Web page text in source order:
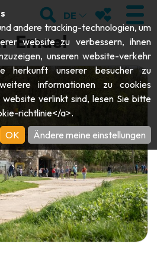
BEWEGEN
AKTIVITÄTEN FÜR
SOMMER
SUCHEN
DE MEINE
Emael
andere tracking-technologien, um
website zu verbessern, ihnen
unseren website-verkehr
herkunft unserer besucher zu
informationen zu cookies
verlinkt sind, lesen Sie bitte
richtlinie</a>.
OK
Ändere meine einstellungen